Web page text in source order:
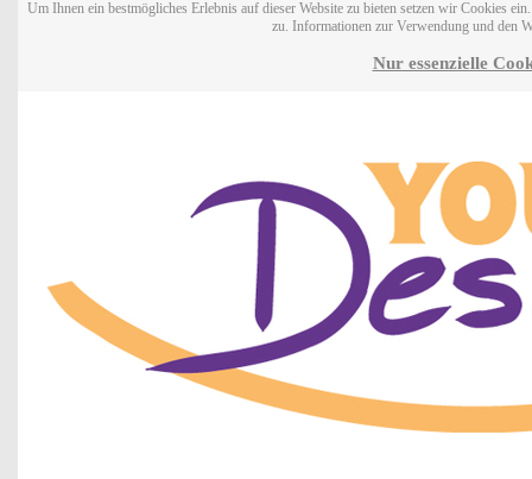
Um Ihnen ein bestmögliches Erlebnis auf dieser Website zu bieten setzen wir Cookies
zu. Informationen zur Verwendung und den
Nur essenzielle